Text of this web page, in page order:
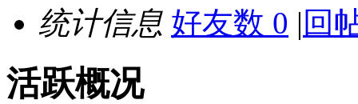
统计信息 好友数 0 | 回
活跃概况